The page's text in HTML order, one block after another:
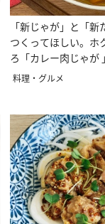
「新じゃが」と「新
つくってほしい。ホ
ろ「カレー肉じゃが ⁡」
料理・グルメ